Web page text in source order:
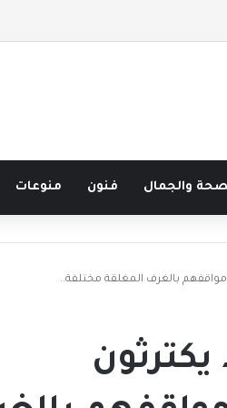
البحر مع غسان المزيدي
والجمال فنون منوعات
بالغرف المغلقة مختلفة..
يكترثون